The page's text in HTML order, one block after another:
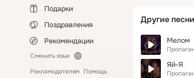
Подарки
Поздравления
Рекомендации
Сменить язык
Рекламодателям Помощь
Другие
Мелом
Яй-Я